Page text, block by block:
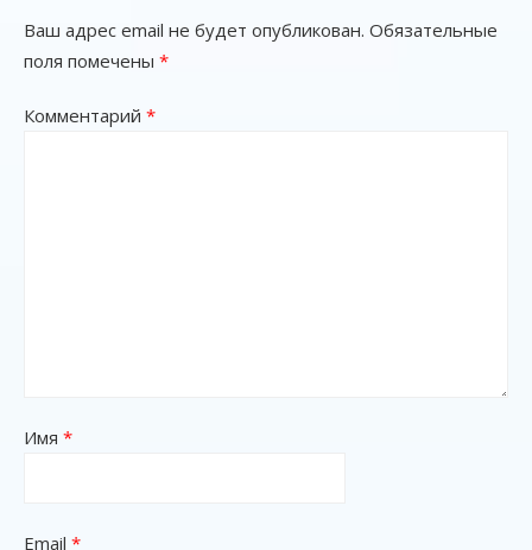
Ваш адрес email не будет опубликован. Обязательные
поля помечены *
Комментарий *
Имя *
Email *